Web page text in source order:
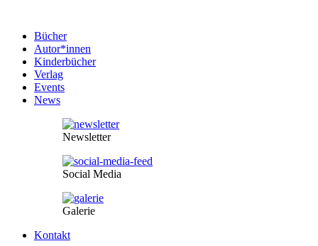
Bücher
Autor*innen
Kinderbücher
Verlag
Events
News
Newsletter
Social Media
Galerie
Kontakt